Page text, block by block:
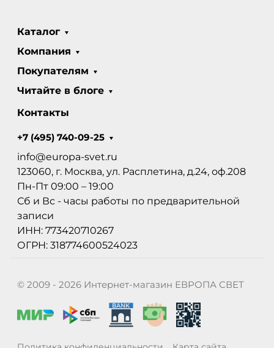
Каталог
Компания
Покупателям
Читайте в блоге
Контакты
+7 (495) 740-09-25
info@europa-svet.ru
123060, г. Москва, ул. Расплетина, д.24, оф.208
Пн-Пт 09:00 – 19:00
Сб и Вс - часы работы по предварительной
записи
ИНН: 773420710267
ОГРН: 318774600524023
© 2009 - 2026 Интернет-магазин ЕВРОПА СВЕТ